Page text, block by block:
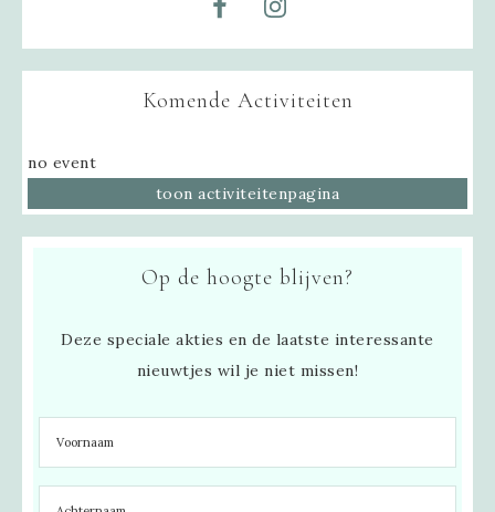
Komende Activiteiten
no event
toon activiteitenpagina
Op de hoogte blijven?
Deze speciale akties en de laatste interessante
nieuwtjes wil je niet missen!